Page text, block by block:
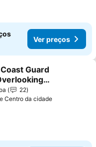
Ver preços
aos favoritos
Guard
Harbour.
Yard.
22
Centro da cidade